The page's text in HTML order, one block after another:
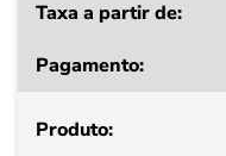
a
de